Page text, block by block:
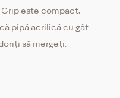
este compact,
pipă acrilică cu gât
să mergeți.